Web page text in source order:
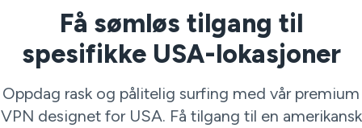
Få sømløs tilgang til
spesifikke USA-lokasjoner
Oppdag rask og pålitelig surfing med vår premium
VPN designet for USA. Få tilgang til en amerikansk